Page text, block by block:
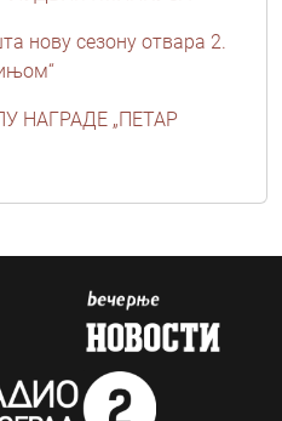
нову сезону отвара 2.
НАГРАДЕ „ПЕТАР